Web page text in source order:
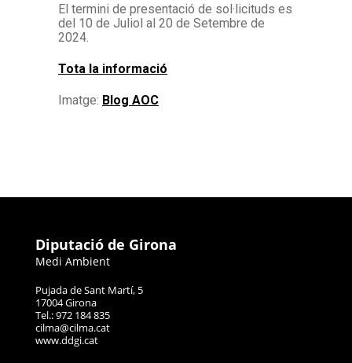
El termini de presentació de sol·licituds es
del 10 de Juliol al 20 de Setembre de
2024.
Tota la informació
Imatge: Blog AOC
Diputació de Girona
Medi Ambient
Pujada de Sant Martí, 5
17004 Girona
Tel.: 972 184 835
cilma@cilma.cat
www.ddgi.cat